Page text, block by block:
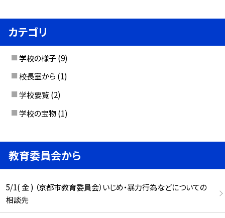
カテゴリ
学校の様子 (9)
校長室から (1)
学校要覧 (2)
学校の宝物 (1)
教育委員会から
5/1( 金 ) （京都市教育委員会）いじめ・暴力行為などについての
相談先